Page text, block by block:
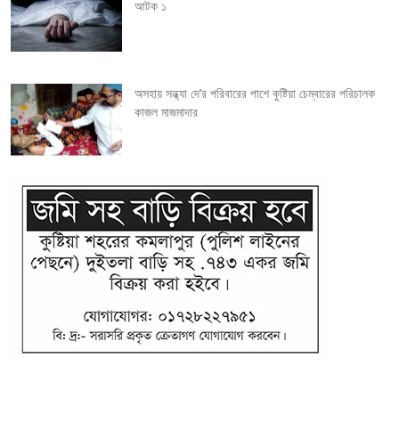
o
n
আটক ১
অসহায় সন্ধ্যা দে’র পরিবারের পাশে কুষ্টিয়া চেম্বারের পরিচালক
কাজল মাজমাদার